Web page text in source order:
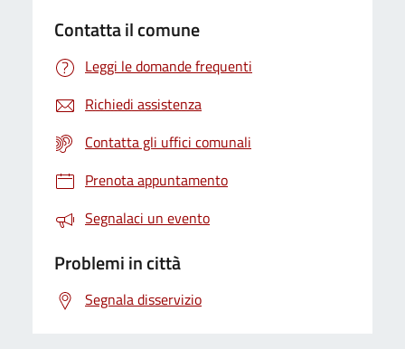
Contatta il comune
Leggi le domande frequenti
Richiedi assistenza
Contatta gli uffici comunali
Prenota appuntamento
Segnalaci un evento
Problemi in città
Segnala disservizio